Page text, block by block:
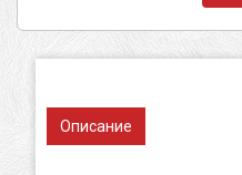
Описание